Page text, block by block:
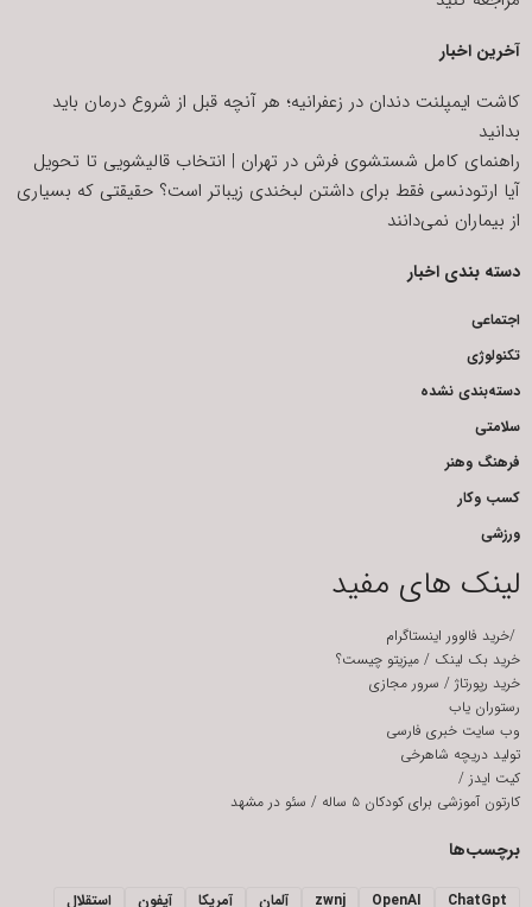
آخرین اخبار
کاشت ایمپلنت دندان در زعفرانیه؛ هر آنچه قبل از شروع درمان باید
بدانید
راهنمای کامل شستشوی فرش در تهران | انتخاب قالیشویی تا تحویل
آیا ارتودنسی فقط برای داشتن لبخندی زیباتر است؟ حقیقتی که بسیاری
از بیماران نمی‌دانند
دسته بندی اخبار
اجتماعی
تکنولوژی
دسته‌بندی نشده
سلامتی
فرهنگ وهنر
کسب وکار
ورزشی
لینک های مفید
/خرید فالوور اینستاگرام
خرید بک لینک / میزیتو چیست؟
خرید رپورتاژ / سرور مجازی
رستوران یاب
وب سایت خبری فارسی
تولید دریچه شاهرخی
کیت ایدز /
کارتون آموزشی برای کودکان ۵ ساله
/ سئو در مشهد
برچسب‌ها
ChatGpt
OpenAI
zwnj آلمان آمریکا آیفون
استقلال